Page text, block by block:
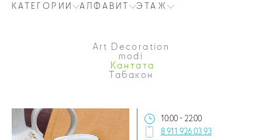
КАТЕГОРИИ АЛФАВИТ ЭТАЖ
Art Decoration
modi
Кантата
Табакон
10:00 - 22:00
8 911 926 03 93